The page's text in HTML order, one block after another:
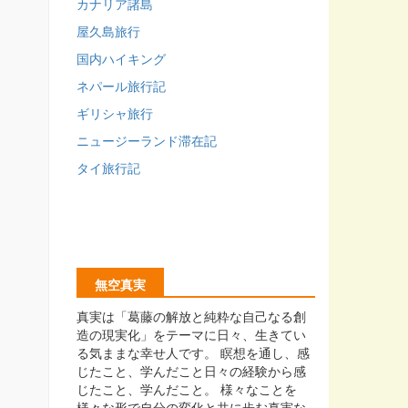
カナリア諸島
屋久島旅行
国内ハイキング
ネパール旅行記
ギリシャ旅行
ニュージーランド滞在記
タイ旅行記
無空真実
真実は「葛藤の解放と純粋な自己なる創
造の現実化」をテーマに日々、生きてい
る気ままな幸せ人です。 瞑想を通し、感
じたこと、学んだこと日々の経験から感
じたこと、学んだこと。 様々なことを